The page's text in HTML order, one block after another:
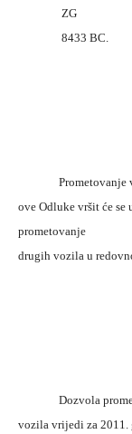
ZG
8433 BC.
Prometovanje
ove Odluke vršit će se
prometovanje
drugih vozila u
Dozvola
vozila vrijedi za